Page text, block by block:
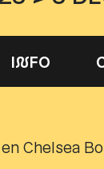
INFO
Chelsea